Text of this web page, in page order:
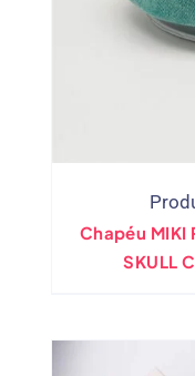
Chapéu MIKI
SKULL